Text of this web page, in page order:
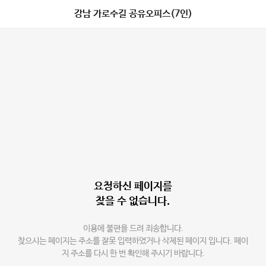
강남 가로수길 공유오피스(7인)
요청하신 페이지를
찾을 수 없습니다.
이용에 불편을 드려 죄송합니다.
찾으시는 페이지는 주소를 잘못 입력하였거나 삭제된 페이지 입니다. 페이
지 주소를 다시 한 번 확인해 주시기 바랍니다.